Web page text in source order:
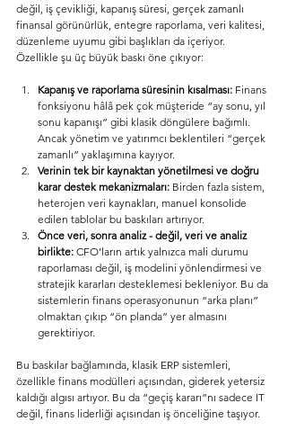
değil, iş çevikliği, kapanış süresi, gerçek zamanlı
finansal görünürlük, entegre raporlama, veri kalitesi,
düzenleme uyumu gibi başlıkları da içeriyor.
Özellikle şu üç büyük baskı öne çıkıyor:
Kapanış ve raporlama süresinin kısalması: Finans
fonksiyonu hâlâ pek çok müşteride “ay sonu, yıl
sonu kapanışı” gibi klasik döngülere bağımlı.
Ancak yönetim ve yatırımcı beklentileri “gerçek
zamanlı” yaklaşımına kayıyor.
Verinin tek bir kaynaktan yönetilmesi ve doğru
karar destek mekanizmaları: Birden fazla sistem,
heterojen veri kaynakları, manuel konsolide
edilen tablolar bu baskıları artırıyor.
Önce veri, sonra analiz - değil, veri ve analiz
birlikte: CFO’ların artık yalnızca mali durumu
raporlaması değil, iş modelini yönlendirmesi ve
stratejik kararları desteklemesi bekleniyor. Bu da
sistemlerin finans operasyonunun “arka planı”
olmaktan çıkıp “ön planda” yer almasını
gerektiriyor.
Bu baskılar bağlamında, klasik ERP sistemleri,
özellikle finans modülleri açısından, giderek yetersiz
kaldığı algısı artıyor. Bu da “geçiş kararı”nı sadece IT
değil, finans liderliği açısından iş önceliğine taşıyor.